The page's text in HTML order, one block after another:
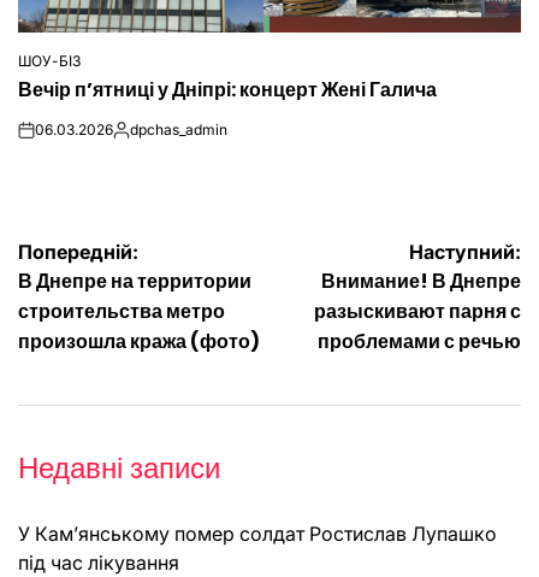
ОПУБЛІКУВАТИ
У
ШОУ-БІЗ
Вечір п’ятниці у Дніпрі: концерт Жені Галича
on06.03.2026Опубліковано
dpchas_admin
Навігація
записів
Попередній:
В Днепре на территории
строительства метро
произошла кража (фото)
Наступний:
Внимание! В Днепре
разыскивают парня с
проблемами с речью
Недавні записи
У Кам’янському помер солдат Ростислав Лупашко
під час лікування